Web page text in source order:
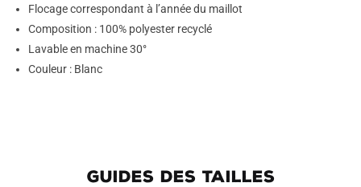
Flocage correspondant à l’année du maillot
Composition : 100% polyester recyclé
Lavable en machine 30°
Couleur : Blanc
GUIDES DES TAILLES